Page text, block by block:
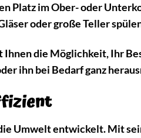
Platz im Ober- oder
oder große Teller
die Möglichkeit, Ihr
ihn bei Bedarf ganz
Umwelt entwickelt. Mit